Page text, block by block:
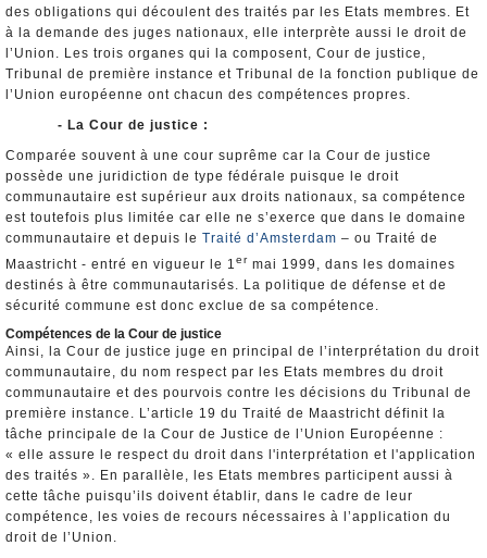
des obligations qui découlent des traités par les Etats membres. Et
à la demande des juges nationaux, elle interprète aussi le droit de
l’Union. Les trois organes qui la composent, Cour de justice,
Tribunal de première instance et Tribunal de la fonction publique de
l’Union européenne ont chacun des compétences propres.
- La Cour de justice :
Comparée souvent à une cour suprême car la Cour de justice
possède une juridiction de type fédérale puisque le droit
communautaire est supérieur aux droits nationaux, sa compétence
est toutefois plus limitée car elle ne s’exerce que dans le domaine
communautaire et depuis le Traité d’Amsterdam – ou Traité de
Maastricht - entré en vigueur le 1er mai 1999, dans les domaines
destinés à être communautarisés. La politique de défense et de
sécurité commune est donc exclue de sa compétence.
Compétences de la Cour de justice
Ainsi, la Cour de justice juge en principal de l’interprétation du droit
communautaire, du nom respect par les Etats membres du droit
communautaire et des pourvois contre les décisions du Tribunal de
première instance. L’article 19 du Traité de Maastricht définit la
tâche principale de la Cour de Justice de l’Union Européenne :
« elle assure le respect du droit dans l'interprétation et l'application
des traités ». En parallèle, les Etats membres participent aussi à
cette tâche puisqu’ils doivent établir, dans le cadre de leur
compétence, les voies de recours nécessaires à l’application du
droit de l’Union.